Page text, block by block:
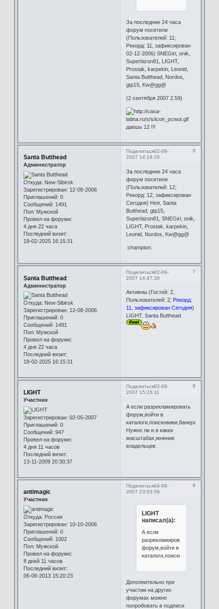
За последние 24 часа
форум посетили
(Пользователей: 11;
Рекорд: 11, зафиксирован
02-12-2006) SNEGiri, onik,
Superbizon81, LIGHT,
Prostak, karpekin, Leonid,
Santa Butthead, Nordos,
gtp15, Kw@gg@
(2 сентября 2007 2.59)
даешь 12 !!!
Поделиться 6
02-09-
2007 14:18:26
Santa Butthead
Администратор
Откуда: New-Sibirsk
Зарегистрирован: 12-08-2006
Приглашений: 0
Сообщений: 1491
Пол: Мужской
Провел на форуме:
4 дня 22 часа
Последний визит:
18-02-2025 16:15:31
За последние 24 часа
форум посетили
(Пользователей: 12;
Рекорд: 12, зафиксирован
Сегодня) Нея, Santa
Butthead, gtp15,
Superbizon81, SNEGiri, onik,
LIGHT, Prostak, karpekin,
Leonid, Nordos, Kw@gg@
:champion:
Поделиться 7
02-09-
2007 14:47:38
Santa Butthead
Администратор
Откуда: New-Sibirsk
Зарегистрирован: 12-08-2006
Приглашений: 0
Сообщений: 1491
Пол: Мужской
Провел на форуме:
4 дня 22 часа
Последний визит:
18-02-2025 16:15:31
Активны (Гостей: 2,
Пользователей: 2; Рекорд:
11, зафиксирован Сегодня)
LIGHT, Santa Butthead
Поделиться 8
02-09-
2007 15:26:11
LIGHT
Участник
Зарегистрирован: 02-05-2007
Приглашений: 0
Сообщений: 947
Провел на форуме:
4 дня 11 часов
Последний визит:
13-11-2009 20:30:37
А если разрекламировать
форум,войти в
каталоги,поисковики,банерами?
Нужно ли и в каких
масштабах,мнение
владельцев.
Поделиться 9
04-09-
2007 23:03:56
antimagic
Участник
Откуда: Россия
Зарегистрирован: 10-10-2006
Приглашений: 0
Сообщений: 1002
Пол: Мужской
Провел на форуме:
8 дней 11 часов
Последний визит:
06-06-2013 15:20:23
LIGHT
написал(а):
А если
разрекламировать
форум,войти в
Дополнительно при
участии на других
форумах можно
попробовать в подписи